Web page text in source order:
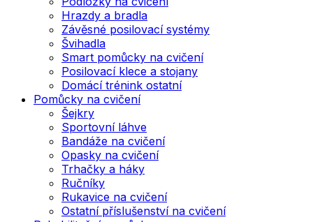
Hrazdy a bradla
Závěsné posilovací systémy
Švihadla
Smart pomůcky na cvičení
Posilovací klece a stojany
Domácí trénink ostatní
Pomůcky na cvičení
Šejkry
Sportovní láhve
Bandáže na cvičení
Opasky na cvičení
Trhačky a háky
Ručníky
Rukavice na cvičení
Ostatní příslušenství na cvičení